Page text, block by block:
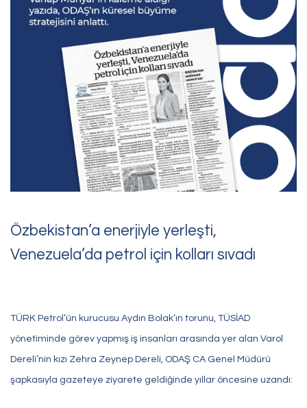
Bize Ulaşın
Sorularınız, talepleriniz
veya geri bildirimleriniz için
bize ulaşabilirsiniz
Özbekistan’a enerjiyle yerleşti,
Venezuela’da petrol için kolları sıvadı
TÜRK Petrol’ün kurucusu Aydın Bolak’ın torunu, TÜSİAD
yönetiminde görev yapmış iş insanları arasında yer alan Varol
Dereli’nin kızı Zehra Zeynep Dereli, ODAŞ CA Genel Müdürü
şapkasıyla gazeteye ziyarete geldiğinde yıllar öncesine uzandı: